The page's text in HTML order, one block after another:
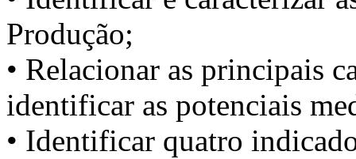
Produção;
• Relacionar as principais
identificar as potenciais
• Identificar quatro